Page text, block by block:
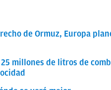
de Ormuz, Europa
millones de litros de